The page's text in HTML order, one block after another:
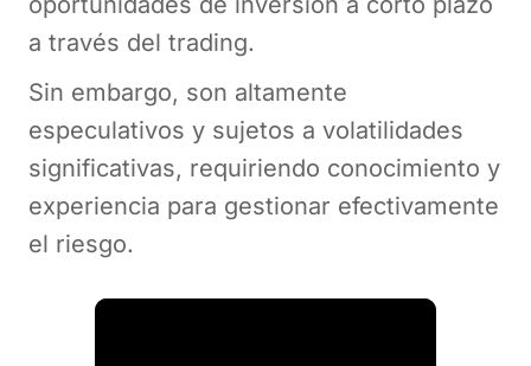
a través del trading.
Sin embargo, son altamente
especulativos y sujetos a volatilidades
significativas, requiriendo conocimiento y
experiencia para gestionar efectivamente
el riesgo.